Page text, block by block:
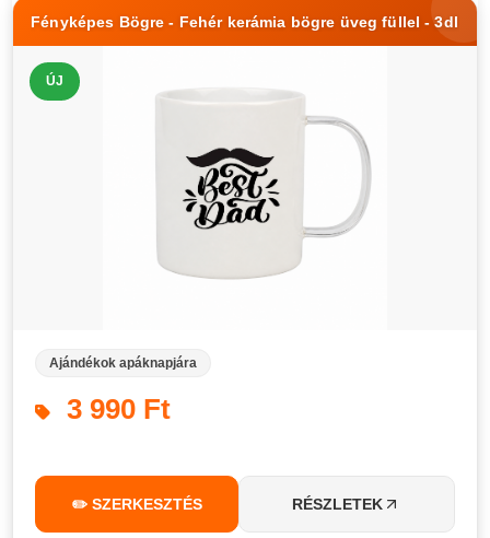
Fényképes Bögre - Fehér kerámia bögre üveg füllel - 3dl
ÚJ
Ajándékok apáknapjára
3 990 Ft
✏️ SZERKESZTÉS RÉSZLETEK